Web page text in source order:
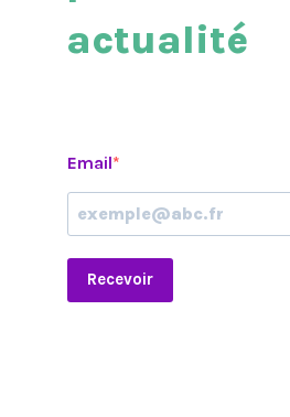
actualité
Email
Recevoir